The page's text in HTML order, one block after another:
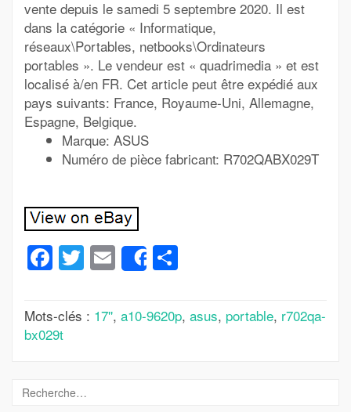
vente depuis le samedi 5 septembre 2020. Il est
dans la catégorie « Informatique,
réseaux\Portables, netbooks\Ordinateurs
portables ». Le vendeur est « quadrimedia » et est
localisé à/en FR. Cet article peut être expédié aux
pays suivants: France, Royaume-Uni, Allemagne,
Espagne, Belgique.
Marque: ASUS
Numéro de pièce fabricant: R702QABX029T
Facebook
Twitter
Email
Share
Mots-clés : 17'', a10-9620p, asus, portable, r702qa-
bx029t